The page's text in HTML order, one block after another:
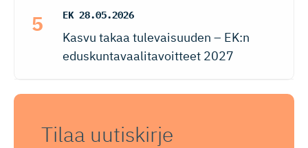
EK 28.05.2026
Kasvu takaa tulevaisuuden – EK:n
eduskuntavaalitavoitteet 2027
Tilaa uutiskirje